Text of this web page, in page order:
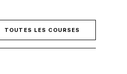
TOUTES LES COURSES